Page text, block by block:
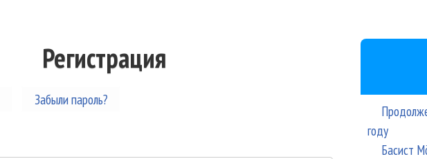
Регистрация
Забыли пароль?
году
Басист